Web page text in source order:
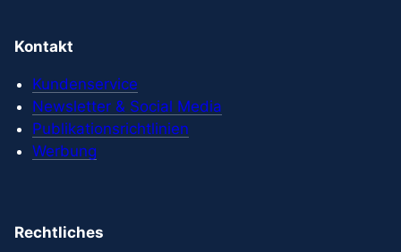
Kontakt
Kundenservice
Newsletter & Social Media
Publikationsrichtlinien
Werbung
Rechtliches